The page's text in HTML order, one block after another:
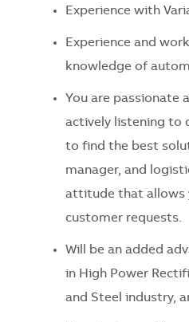
Experience with
Experience and
knowledge of
You are passionate
actively listening to
to find the best
manager, and
attitude that allows
customer requests.
Will be an added
in High Power
and Steel industry,